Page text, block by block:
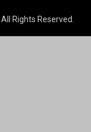
Rights Reserved.